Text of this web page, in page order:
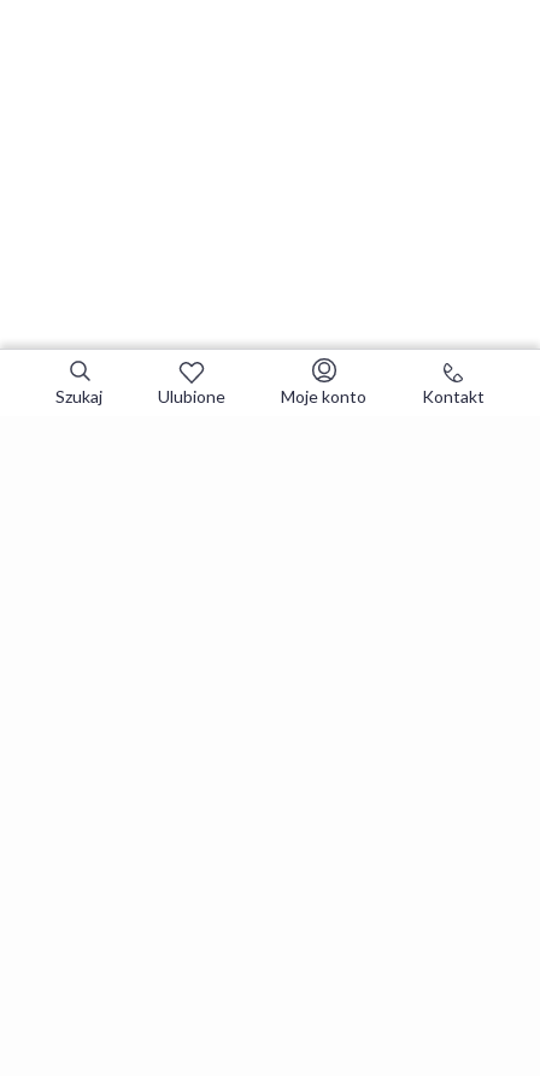
Szukaj Ulubione Moje konto Kontakt